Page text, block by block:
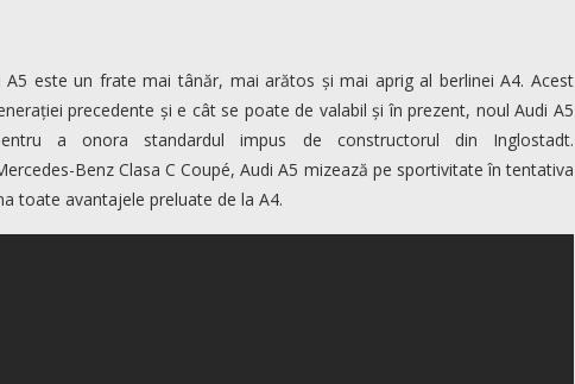
este un frate mai tânăr, mai arătos și mai aprig al berlinei A4. Acest
precedente și e cât se poate de valabil și în prezent, noul Audi A5
a onora standardul impus de constructorul din Inglostadt.
Benz Clasa C Coupé, Audi A5 mizează pe sportivitate în tentativa
toate avantajele preluate de la A4.